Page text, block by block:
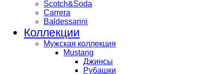
Scotch&Soda
Carrera
Baldessarini
Коллекции
Мужская коллекция
Mustang
Джинсы
Рубашки